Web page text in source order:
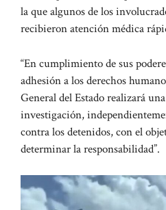
la que algunos de los
recibieron atención médica
“En cumplimiento de sus
adhesión a los derechos
General del Estado realizará
investigación,
contra los detenidos, con el
determinar la responsabilidad”.